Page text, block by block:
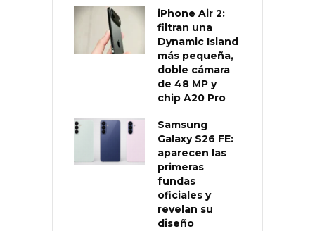
iPhone Air 2:
filtran una
Dynamic Island
más pequeña,
doble cámara
de 48 MP y
chip A20 Pro
Samsung
Galaxy S26 FE:
aparecen las
primeras
fundas
oficiales y
revelan su
diseño